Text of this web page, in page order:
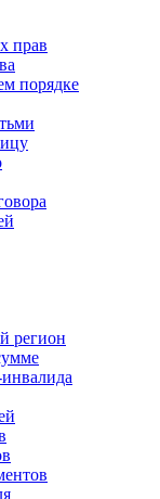
прав
порядке
регион